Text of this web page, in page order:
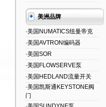
美洲品牌
·美国NUMATICS纽曼帝克
·美国AVTRON编码器
·美国SOR
·美国FLOWSERVE泵
·美国HEDLAND流量开关
·美国凯斯通KEYSTONE阀
门